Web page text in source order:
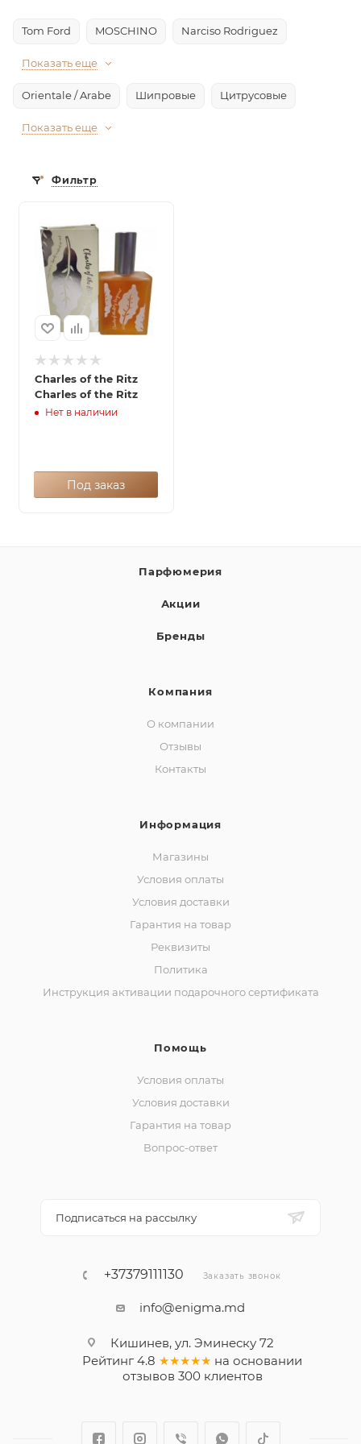
Tom Ford MOSCHINO Narciso Rodriguez
Показать еще
Orientale / Arabe Шипровые Цитрусовые
Показать еще
Фильтр
Charles of the Ritz
Charles of the Ritz
Нет в наличии
Под заказ
Парфюмерия
Акции
Бренды
Компания
О компании
Отзывы
Контакты
Информация
Магазины
Условия оплаты
Условия доставки
Гарантия на товар
Реквизиты
Политика
Инструкция активации подарочного сертификата
Помощь
Условия оплаты
Условия доставки
Гарантия на товар
Вопрос-ответ
Подписаться на рассылку
+37379111130 Заказать звонок
info@enigma.md
Кишинев, ул. Эминеску 72
Рейтинг 4.8 ★★★★★ на основании
отзывов 300клиентов